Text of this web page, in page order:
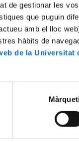
de gestionar les
que puguin
amb el lloc
hàbits de
de la Universitat
recomanes?
21